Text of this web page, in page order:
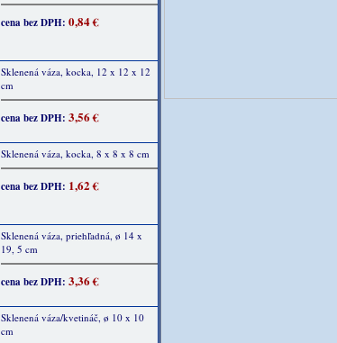
cena bez DPH: 0,84 €
Sklenená váza, kocka, 12 x 12 x 12
cm
cena bez DPH: 3,56 €
Sklenená váza, kocka, 8 x 8 x 8 cm
cena bez DPH: 1,62 €
Sklenená váza, priehľadná, ø 14 x
19, 5 cm
cena bez DPH: 3,36 €
Sklenená váza/kvetináč, ø 10 x 10
cm